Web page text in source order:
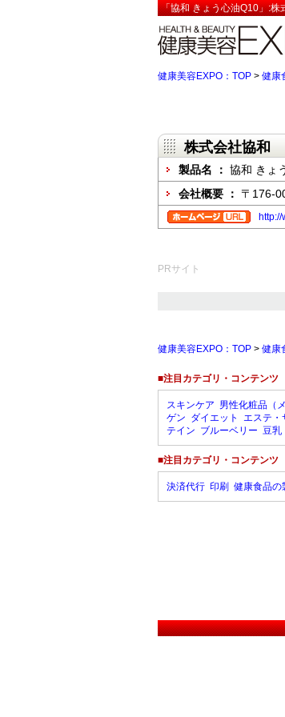
「協和 きょう心油Q10」:株
健康美容EXPO：TOP > 健康
株式会社協和
製品名 ： 協和 きょ
会社概要 ： 〒176-
PRサイト
健康美容EXPO：TOP > 健康
■注目カテゴリ・コンテンツ
スキンケア 男性化粧品（
ゲン ダイエット エステ・
テイン ブルーベリー 豆乳
■注目カテゴリ・コンテンツ
決済代行 印刷 健康食品の